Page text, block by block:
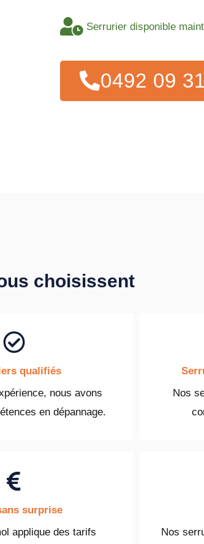
Serrurier disponible
0492 09
choisissent
qualifiés
nous avons
en dépannage.
Nos
surprise
applique des tarifs
Nos